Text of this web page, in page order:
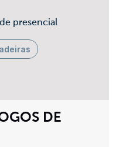
DE
presencial